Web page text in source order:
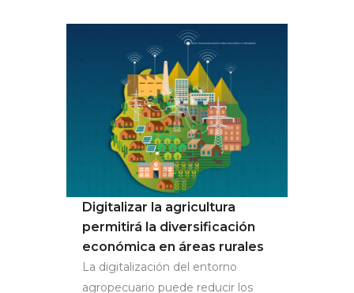
Digitalizar la agricultura
permitirá la diversificación
económica en áreas rurales
La digitalización del entorno
agropecuario puede reducir los